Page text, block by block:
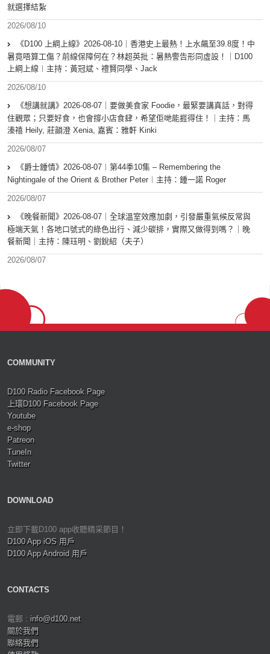
就選擇結紮
2026/08/10
《D100 上綱上線》2026-08-10｜香港史上最熱！上水飆至39.8度！中
暑竟唔算工傷？前線保障何在？林超英批：暑熱警告形同虛設！｜D100
上綱上線︱主持：黃冠斌、禮賢同學、Jack
2026/08/10
《想講就講》2026-08-07｜要做美食家 Foodie，最緊要講真話，對得
住觀眾；只要好食，也會撐小店食肆，希望佢哋能捱得住！｜主持：馬
溱禧 Heily, 莊韻澄 Xenia, 嘉賓：雅軒 Kinki
2026/08/07
《爵士鍾情》2026-08-07︱第44季10集 – Remembering the
Nightingale of the Orient & Brother Peter︱主持：鍾一諾 Roger
2026/08/07
《晚餐新聞》2026-08-07｜全球溫室效應加劇，引發嚴重氣候反常與
極端天氣！各地口號式的綠色出行、減少碳排，實際又做得到嗎？｜晚
餐新聞｜主持：陳珏明、劉銳紹（夫子）
2026/08/07
COMMUNITY
D100 Radio Facebook Page
上環D100 Facebook Page
Youtube
e-shop
Patreon
TuneIn
Twitter
DOWNLOAD
立即下載D100 app收聽精采節目！
D100 App iOS 用戶
D100 App Android 用戶
CONTACTS
電郵 : info@d100.net
關於我們
聯絡我們